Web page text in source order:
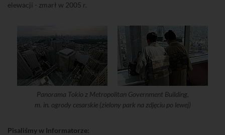
elewacji - zmarł w 2005 r.
Panorama Tokio z Metropolitan Government Building,
m. in. ogrody cesarskie (zielony park na zdjęciu po lewej)
Pisaliśmy w Informatorze: